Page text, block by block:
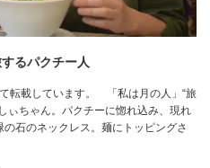
るパクチー人
転載しています。 「私は月の人」“旅
ぃちゃん。パクチーに惚れ込み、現れ
石のネックレス。麺にトッピングさ